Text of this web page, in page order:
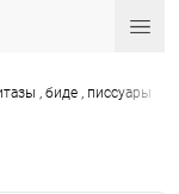
, биде , писсуары